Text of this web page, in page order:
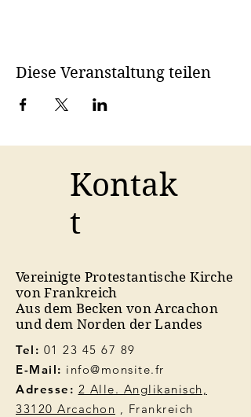
Diese Veranstaltung teilen
Kontak
t
Vereinigte Protestantische Kirche
von Frankreich
Aus dem Becken von Arcachon
und dem Norden der Landes
Tel: 01 23 45 67 89
E-Mail: info@monsite.fr
Adresse: 2 Alle. Anglikanisch,
33120 Arcachon , Frankreich